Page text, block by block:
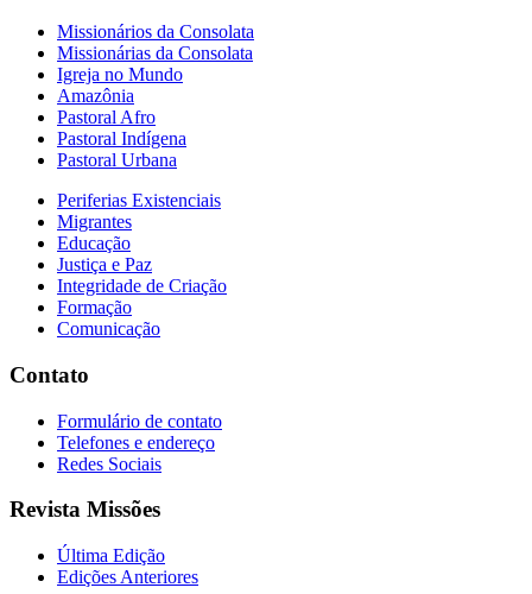
Missionários da Consolata
Missionárias da Consolata
Igreja no Mundo
Amazônia
Pastoral Afro
Pastoral Indígena
Pastoral Urbana
Periferias Existenciais
Migrantes
Educação
Justiça e Paz
Integridade de Criação
Formação
Comunicação
Contato
Formulário de contato
Telefones e endereço
Redes Sociais
Revista Missões
Última Edição
Edições Anteriores